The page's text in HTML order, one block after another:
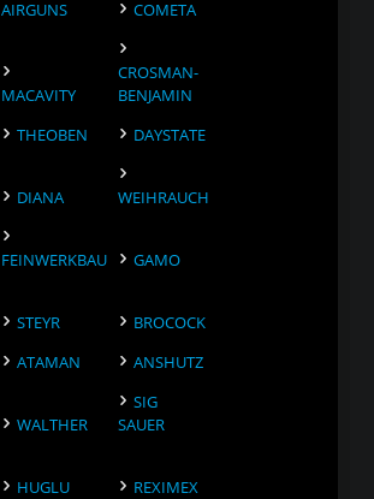
AIRGUNS
COMETA
MACAVITY
CROSMAN-
BENJAMIN
THEOBEN DAYSTATE
DIANA WEIHRAUCH
FEINWERKBAU
GAMO
STEYR
BROCOCK
ATAMAN
ANSHUTZ
WALTHER
SIG
SAUER
HUGLU
REXIMEX